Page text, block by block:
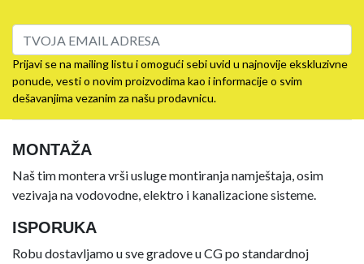
Prijavi se na mailing listu i omogući sebi uvid u najnovije ekskluzivne
ponude, vesti o novim proizvodima kao i informacije o svim
dešavanjima vezanim za našu prodavnicu.
MONTAŽA
Naš tim montera vrši usluge montiranja namještaja, osim
vezivaja na vodovodne, elektro i kanalizacione sisteme.
ISPORUKA
Robu dostavljamo u sve gradove u CG po standardnoj